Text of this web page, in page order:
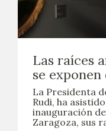
Las raíces
se
La Presidenta
Rudi, ha
inauguración
Zaragoza, sus